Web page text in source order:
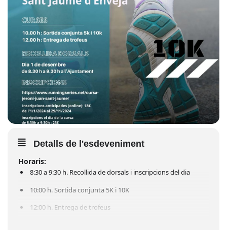
Detalls de l'esdeveniment
Horaris:
8:30 a 9:30 h. Recollida de dorsals i inscripcions del dia
10:00 h. Sortida conjunta 5K i 10K
12:00 h. Entrega de trofeus